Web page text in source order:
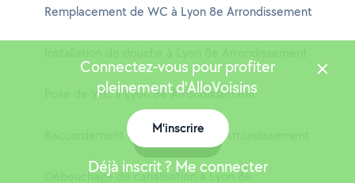
Remplacement de WC à Lyon 8e Arrondissement
Pose de WC à Lyon 8e Arrondissement
Raccordement de WC à Lyon 8e Arrondissement
Débouchage de canalisation à Lyon 8e
Connectez-vous pour profiter
pleinement d'AlloVoisins
M'inscrire
Déjà inscrit ? Me connecter